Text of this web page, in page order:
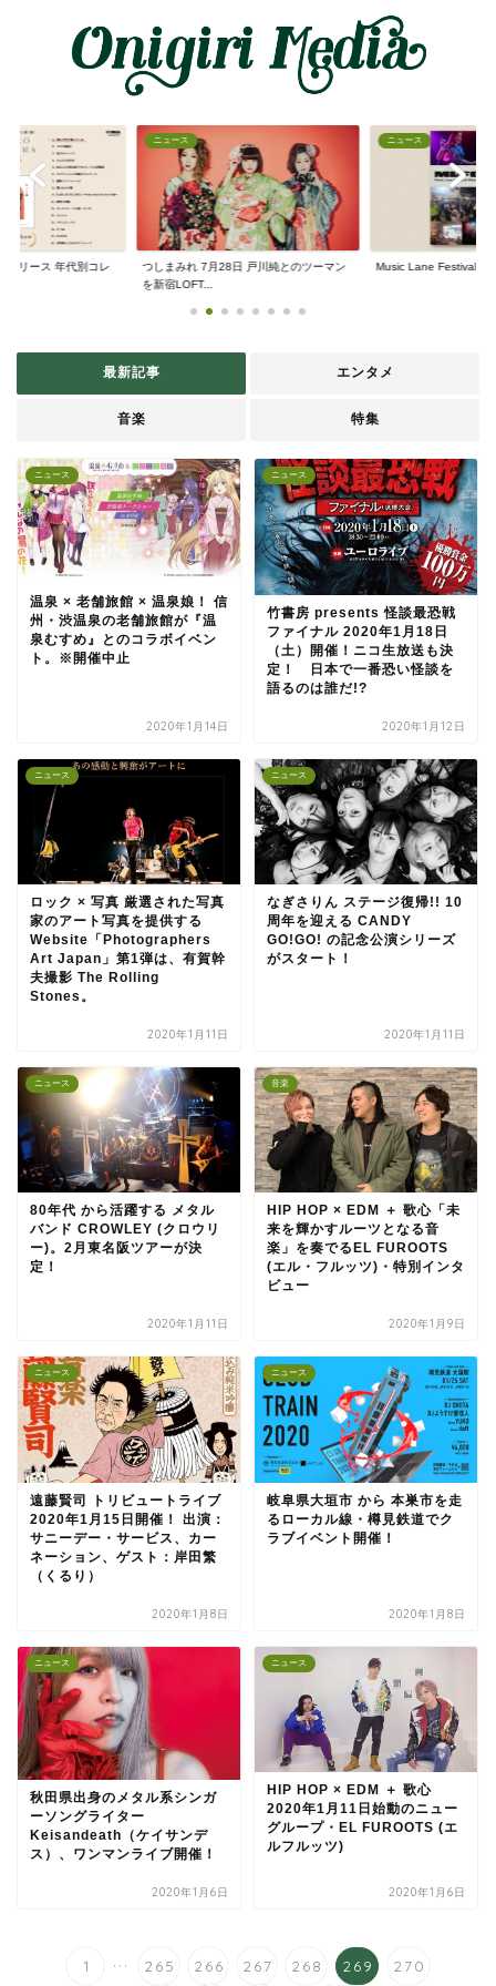
リリース 年代別コレ
ニュース
つしまみれ 7月28日 戸川純とのツーマン
を新宿LOFT...
ニュース
Music Lane Festival
最新記事 エンタメ
音楽 特集
ニュース
温泉 × 老舗旅館 × 温泉娘！ 信
州・渋温泉の老舗旅館が『温
泉むすめ』とのコラボイベン
ト。※開催中止
2020年1月14日
ニュース
竹書房 presents 怪談最恐戦
ファイナル 2020年1月18日
（土）開催！ニコ生放送も決
定！ 日本で一番恐い怪談を
語るのは誰だ!?
2020年1月12日
ニュース
ロック × 写真 厳選された写真
家のアート写真を提供する
Website「Photographers
Art Japan」第1弾は、有賀幹
夫撮影 The Rolling
Stones。
2020年1月11日
ニュース
なぎさりん ステージ復帰!! 10
周年を迎える CANDY
GO!GO! の記念公演シリーズ
がスタート！
2020年1月11日
ニュース
80年代 から活躍する メタル
バンド CROWLEY (クロウリ
ー)。2月東名阪ツアーが決
定！
2020年1月11日
音楽
HIP HOP × EDM ＋ 歌心「未
来を輝かすルーツとなる音
楽」を奏でるEL FUROOTS
(エル・フルッツ)・特別インタ
ビュー
2020年1月9日
ニュース
遠藤賢司 トリビュートライブ
2020年1月15日開催！ 出演：
サニーデー・サービス、カー
ネーション、ゲスト：岸田繁
（くるり）
2020年1月8日
ニュース
岐阜県大垣市 から 本巣市を走
るローカル線・樽見鉄道でク
ラブイベント開催！
2020年1月8日
ニュース
秋田県出身のメタル系シンガ
ーソングライター
Keisandeath（ケイサンデ
ス）、ワンマンライブ開催！
2020年1月6日
ニュース
HIP HOP × EDM ＋ 歌心
2020年1月11日始動のニュー
グループ・EL FUROOTS (エ
ルフルッツ)
2020年1月6日
1 ... 265 266 267 268 269 270